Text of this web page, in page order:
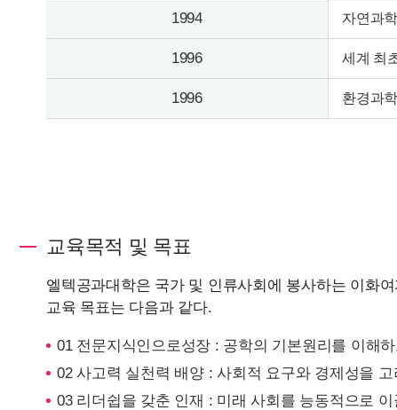
1994 자연과
1996 세계 최
1996 환경과
교육목적 및 목표
엘텍공과대학은 국가 및 인류사회에 봉사하는 이화
교육 목표는 다음과 같다.
01 전문지식인으로성장 : 공학의 기본원리를 이해
02 사고력 실천력 배양 : 사회적 요구와 경제성을
03 리더쉽을 갖춘 인재 : 미래 사회를 능동적으로